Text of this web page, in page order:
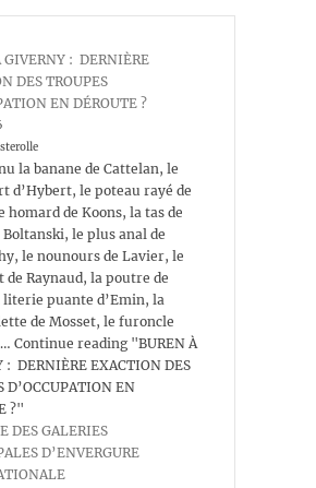
GIVERNY : DERNIÈRE
DES TROUPES
EN DÉROUTE ?
la banane de Cattelan, le
d’Hybert, le poteau rayé de
homard de Koons, la tas de
le plus anal de
le nounours de Lavier, le
de Raynaud, la poutre de
literie puante d’Emin, la
de Mosset, le furoncle
Continue reading "BUREN À
: DERNIÈRE EXACTION DES
D’OCCUPATION EN
?"
DES GALERIES
D’ENVERGURE